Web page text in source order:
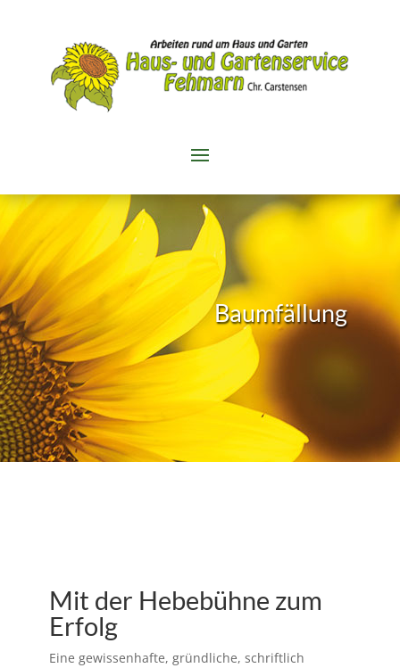
Baumfällung
Mit der Hebebühne zum
Erfolg
Eine gewissenhafte, gründliche, schriftlich